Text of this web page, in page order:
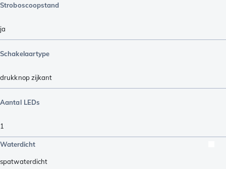
Stroboscoopstand
ja
Schakelaartype
drukknop zijkant
Aantal LEDs
1
Waterdicht
spatwaterdicht